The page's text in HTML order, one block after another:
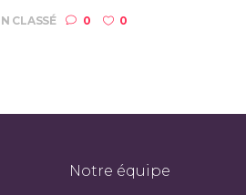
CLASSÉ 0 0
Notre équipe